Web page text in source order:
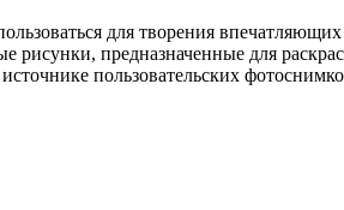
для творения
рисунки, предназначенные для
пользовательских